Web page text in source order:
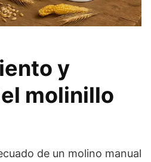
y
molinillo
de un molino manual